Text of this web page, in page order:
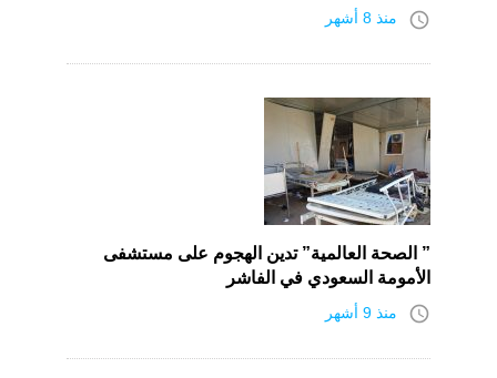
access_time منذ 8 أشهر
” الصحة العالمية” تدين الهجوم على مستشفى
الأمومة السعودي في الفاشر
access_time منذ 9 أشهر